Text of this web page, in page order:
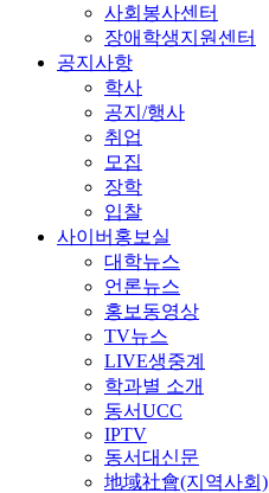
사회봉사센터
장애학생지원센터
공지사항
학사
공지/행사
취업
모집
장학
입찰
사이버홍보실
대학뉴스
언론뉴스
홍보동영상
TV뉴스
LIVE생중계
학과별 소개
동서UCC
IPTV
동서대신문
地域社會(지역사회)